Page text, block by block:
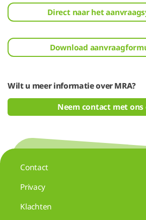
Direct naar het
Download
Wilt u meer informatie over MRA?
Neem contact met ons
Contact
Privacy
Klachten